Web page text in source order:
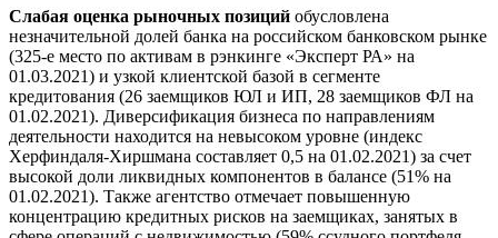
Слабая оценка рыночных позиций обусловлена
незначительной долей банка на российском банковском рынке
(325-е место по активам в рэнкинге «Эксперт РА» на
01.03.2021) и узкой клиентской базой в сегменте
кредитования (26 заемщиков ЮЛ и ИП, 28 заемщиков ФЛ на
01.02.2021). Диверсификация бизнеса по направлениям
деятельности находится на невысоком уровне (индекс
Херфиндаля-Хиршмана составляет 0,5 на 01.02.2021) за счет
высокой доли ликвидных компонентов в балансе (51% на
01.02.2021). Также агентство отмечает повышенную
концентрацию кредитных рисков на заемщиках, занятых в